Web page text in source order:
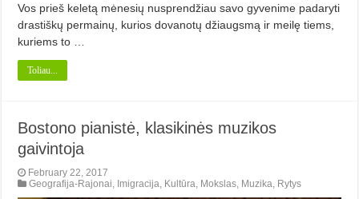
Vos prieš keletą mėnesių nusprendžiau savo gyvenime padaryti
drastiškų permainų, kurios dovanotų džiaugsmą ir meilę tiems,
kuriems to …
Toliau...
Bostono pianistė, klasikinės muzikos
gaivintoja
February 22, 2017
Geografija-Rajonai, Imigracija, Kultūra, Mokslas, Muzika, Rytys